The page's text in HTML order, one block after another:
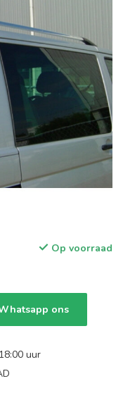
Op voorraad
ons
uur